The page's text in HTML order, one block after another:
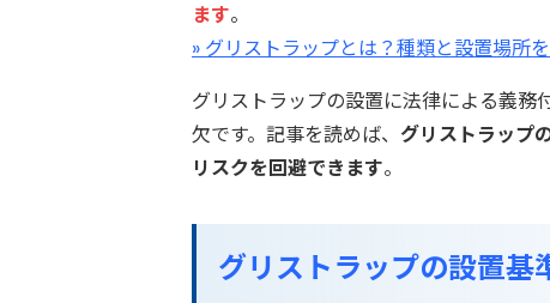
ます。
» グリストラップとは？種類と設置場所を
グリストラップの設置に法律による義務
欠です。記事を読めば、 グリストラップ
リスクを回避できます。
グリストラップの設置基